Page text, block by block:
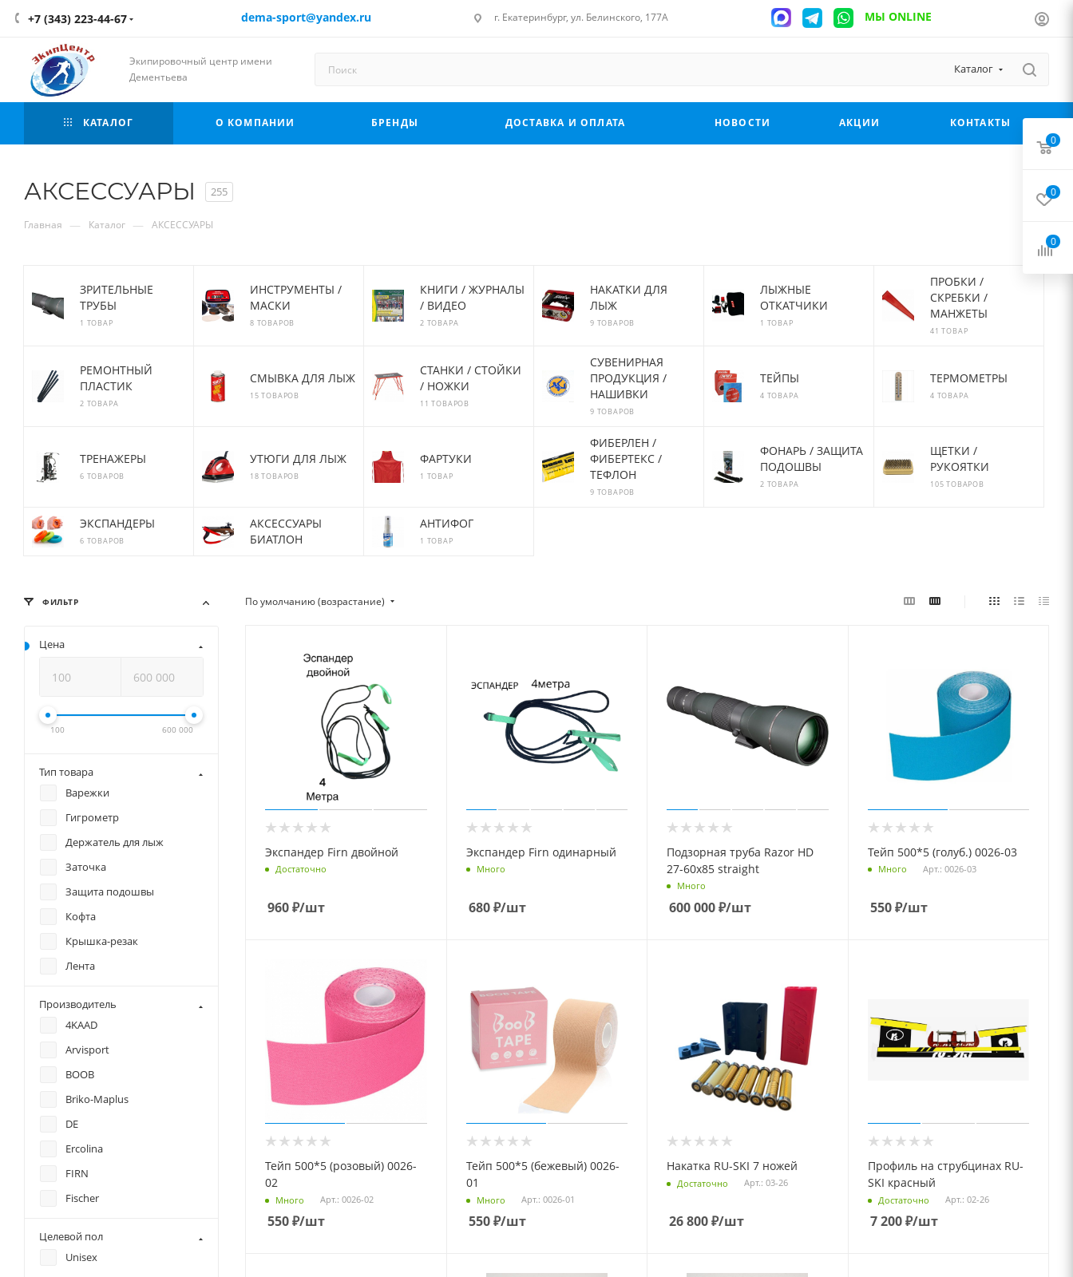
+7 (343) 223-44-67 dema-sport@yandex.ru г. Екатеринбург, ул. Белинского, 177А МЫ ONLINE
Экипировочный центр имени
Дементьева
Каталог
КАТАЛОГ О КОМПАНИИ БРЕНДЫ ДОСТАВКА И ОПЛАТА НОВОСТИ АКЦИИ КОНТАКТЫ
АКСЕССУАРЫ 255
Главная — Каталог — АКСЕССУАРЫ
ЗРИТЕЛЬНЫЕ
ТРУБЫ
1 ТОВАР
ИНСТРУМЕНТЫ /
МАСКИ
8 ТОВАРОВ
КНИГИ / ЖУРНАЛЫ
/ ВИДЕО
2 ТОВАРА
НАКАТКИ ДЛЯ
ЛЫЖ
9 ТОВАРОВ
ЛЫЖНЫЕ
ОТКАТЧИКИ
1 ТОВАР
ПРОБКИ /
СКРЕБКИ /
МАНЖЕТЫ
41 ТОВАР
РЕМОНТНЫЙ
ПЛАСТИК
2 ТОВАРА
СМЫВКА ДЛЯ ЛЫЖ
15 ТОВАРОВ
СТАНКИ / СТОЙКИ
/ НОЖКИ
11 ТОВАРОВ
СУВЕНИРНАЯ
ПРОДУКЦИЯ /
НАШИВКИ
9 ТОВАРОВ
ТЕЙПЫ
4 ТОВАРА
ТЕРМОМЕТРЫ
4 ТОВАРА
ТРЕНАЖЕРЫ
6 ТОВАРОВ
УТЮГИ ДЛЯ ЛЫЖ
18 ТОВАРОВ
ФАРТУКИ
1 ТОВАР
ФИБЕРЛЕН /
ФИБЕРТЕКС /
ТЕФЛОН
9 ТОВАРОВ
ФОНАРЬ / ЗАЩИТА
ПОДОШВЫ
2 ТОВАРА
ЩЕТКИ /
РУКОЯТКИ
105 ТОВАРОВ
ЭКСПАНДЕРЫ
6 ТОВАРОВ
АКСЕССУАРЫ
БИАТЛОН
АНТИФОГ
1 ТОВАР
По умолчанию (возрастание)
Экспандер Firn двойной
Достаточно
960₽/шт
Экспандер Firn одинарный
Много
680₽/шт
Подзорная труба Razor HD
27-60x85 straight
Много
600 000₽/шт
Тейп 500*5 (голуб.) 0026-03
Много Арт.: 0026-03
550₽/шт
Тейп 500*5 (розовый) 0026-
02
Много Арт.: 0026-02
550₽/шт
Тейп 500*5 (бежевый) 0026-
01
Много Арт.: 0026-01
550₽/шт
Накатка RU-SKI 7 ножей
Достаточно Арт.: 03-26
26 800₽/шт
Профиль на струбцинах RU-
SKI красный
Достаточно Арт.: 02-26
7 200₽/шт
ФИЛЬТР
Цена
100 600 000
Тип товара
Варежки
Гигрометр
Держатель для лыж
Заточка
Защита подошвы
Кофта
Крышка-резак
Лента
Смывка
Тейп
Производитель
4KAAD
Arvisport
BOOB
Briko-Maplus
DE
Ercolina
FIRN
Fischer
Целевой пол
Unisex
0
0
0